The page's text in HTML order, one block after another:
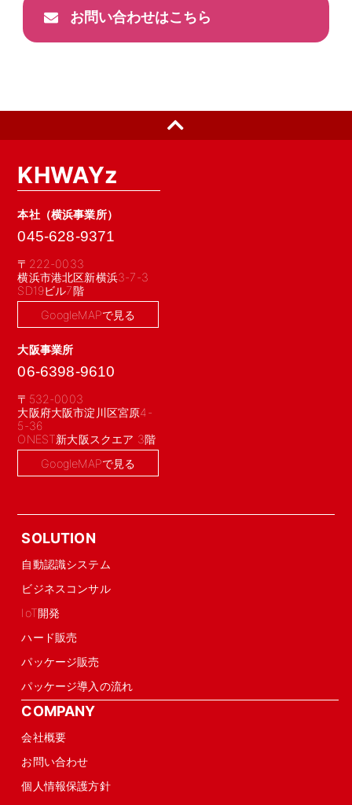
お問い合わせはこちら
KHWAYz
本社（横浜事業所）
045-628-9371
〒222-0033
横浜市港北区新横浜3-7-3
SD19ビル7階
GoogleMAPで見る
大阪事業所
06-6398-9610
〒532-0003
大阪府大阪市淀川区宮原4-
5-36
ONEST新大阪スクエア 3階
GoogleMAPで見る
SOLUTION
自動認識システム
ビジネスコンサル
IoT開発
ハード販売
パッケージ販売
パッケージ導入の流れ
COMPANY
会社概要
お問い合わせ
個人情報保護方針